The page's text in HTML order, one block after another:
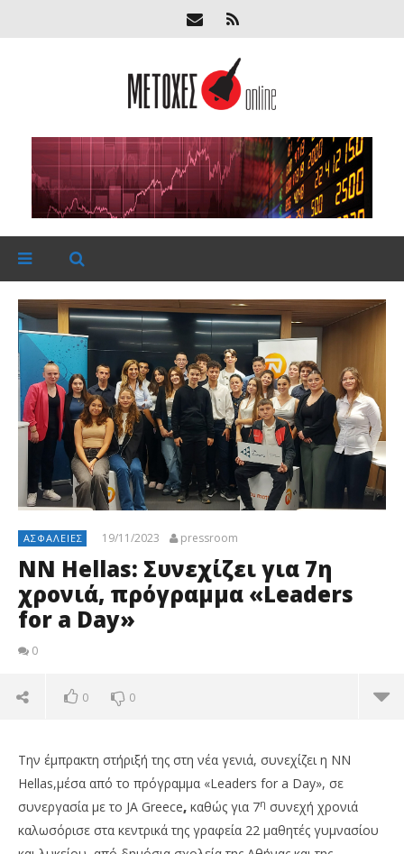
ΑΣΦΆΛΕΙΕΣ 19/11/2023 pressroom
NN Hellas: Συνεχίζει για 7η
χρονιά, πρόγραμμα «Leaders
for a Day»
0
0 0
Την έμπρακτη στήριξή της στη νέα γενιά, συνεχίζει η NN
Hellas,μέσα από το πρόγραμμα «Leaders for a Day», σε
συνεργασία με το JA Greece, καθώς για 7η συνεχή χρονιά
καλωσόρισε στα κεντρικά της γραφεία 22 μαθητές γυμνασίου